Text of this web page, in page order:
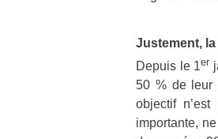
Justement,
Depuis le 1er
50 % de leur
objectif
importante,